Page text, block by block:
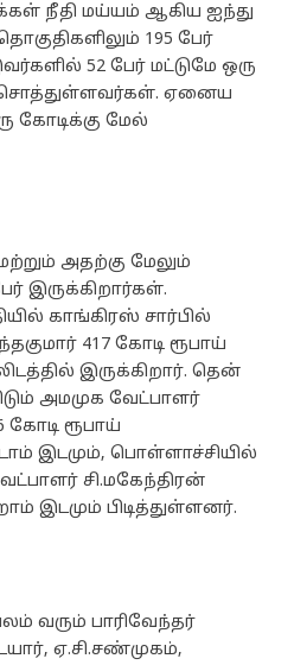
நீதி மய்யம் ஆகிய ஐந்து
195 பேர்
52 பேர் மட்டுமே ஒரு
சொத்துள்ளவர்கள். ஏனைய
கோடிக்கு மேல்
அதற்கு மேலும்
இருக்கிறார்கள்.
காங்கிரஸ் சார்பில்
417 கோடி ரூபாய்
இருக்கிறார். தென்
அமமுக வேட்பாளர்
கோடி ரூபாய்
இடமும், பொள்ளாச்சியில்
சி.மகேந்திரன்
இடமும் பிடித்துள்ளனர்.
வரும் பாரிவேந்தர்
ஏ.சி.சண்முகம்,